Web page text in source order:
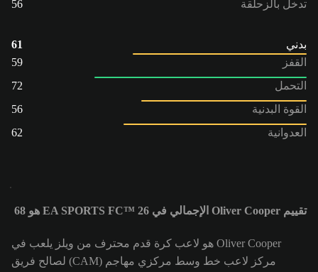
تدخل بالزحلقة
56
بدني
61
القفز
59
التحمل
72
القوة البدنية
56
العدوانية
62
تقييم Oliver Cooper الإجمالي في EA SPORTS FC™ 26 هو 68
Oliver Cooper هو لاعب كرة قدم محترف من ويلز يلعب في
مركز لاعب خط وسط مركزي مهاجم (CAM) لصالح فريق